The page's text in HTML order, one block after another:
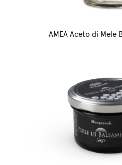
AMEA Aceto di Mele